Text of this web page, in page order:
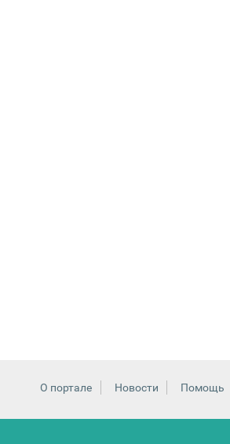
О портале Новости Помощь